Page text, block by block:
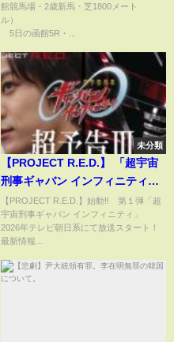
来の三冠馬だ」(ABEMA TIMES)
館競馬場・2歳新馬・芝1800メート
ル
5日の函館5R・...
未分類
【PROJECT R.E.D.】 「超宇宙
刑事ギャバン インフィニティ」
超予告Ⅲ
【PROJECT R.E.D.】始動‼︎ 第１弾「超
宇宙刑事ギャバン インフィニティ」
2026年テレビ朝日系にて放送スタート！
最新情報...